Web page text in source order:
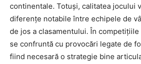
continentale. Totuși, calitatea jocului
diferențe notabile între echipele de
de jos a clasamentului. În
se confruntă cu provocări legate de
fiind necesară o strategie bine